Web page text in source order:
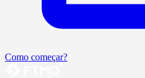
Como começar?